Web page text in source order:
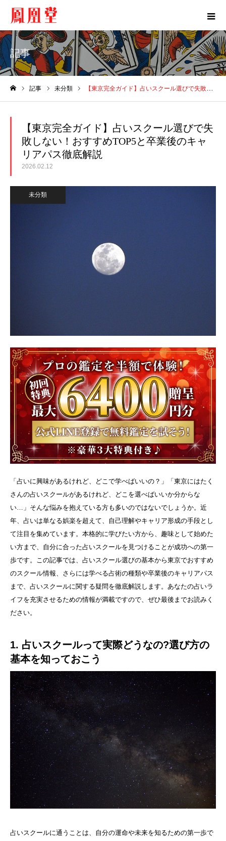
記事
記事 未分類 【東京完全ガイド】占いスクール選びで失敗しない！おすすめTOP5と卒業後のキャリアパス徹底解説
【東京完全ガイド】占いスクール選びで失
敗しない！おすすめTOP5と卒業後のキャ
リアパス徹底解説
2026.02.12
未分類
「占いに興味があるけれど、どこで学べばいいの？」「東京にはたく
さんの占いスクールがあるけれど、どこを選べばいいか分からな
い…」そんな悩みを抱えている方も多いのではないでしょうか。近
年、占いは単なる娯楽を超えて、自己理解やキャリア形成の手段とし
て注目を集めています。本格的に学びたい方から、趣味として始めた
い方まで、自分に合った占いスクールを見つけることが成功への第一
歩です。この記事では、占いスクール選びの基本から東京でおすすめ
のスクール情報、さらには学べる占術の種類や卒業後のキャリアパス
まで、占いスクールに関する疑問を徹底解説します。あなたの占いラ
イフを充実させるための情報が満載ですので、ぜひ最後までお読みく
ださい。
1. 占いスクールって実際どうなの?選び方の
基本を知っておこう
占いスクールに通うことは、自分の運命や未来を知るための第一歩で